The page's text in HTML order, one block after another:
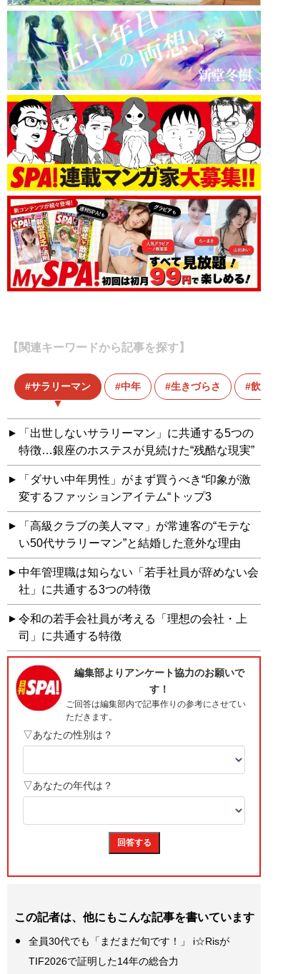
【関連キーワードから記事を探す】
サラリーマン 中年 生きづらさ 飲み会
「出世しないサラリーマン」に共通する5つの
特徴…銀座のホステスが見続けた“残酷な現実”
「ダサい中年男性」がまず買うべき“印象が激
変するファッションアイテム“トップ3
「高級クラブの美人ママ」が常連客の“モテな
い50代サラリーマン”と結婚した意外な理由
中年管理職は知らない「若手社員が辞めない会
社」に共通する3つの特徴
令和の若手会社員が考える「理想の会社・上
司」に共通する特徴
この記者は、他にもこんな記事を書いています
全員30代でも「まだまだ旬です！」 i☆Risが
TIF2026で証明した14年の総合力